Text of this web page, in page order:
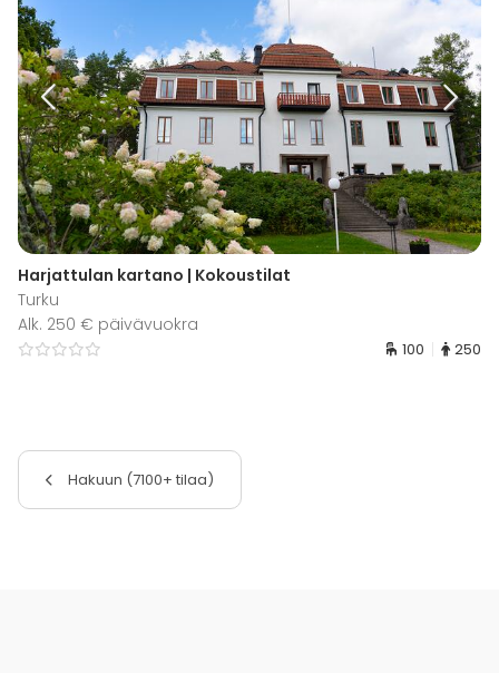
Harjattulan kartano | Kokoustilat
Turku
Alk. 250 € päivävuokra
100 250
Hakuun (7100+ tilaa)